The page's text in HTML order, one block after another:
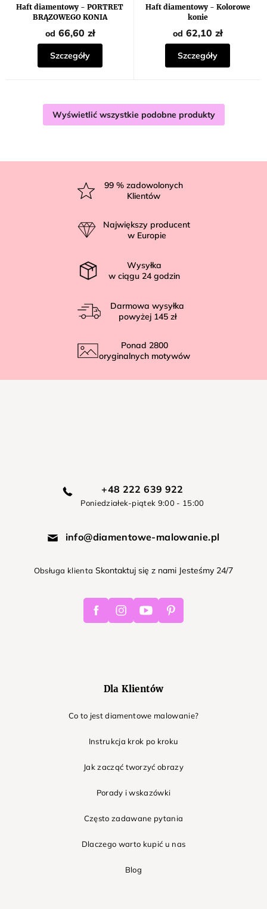
Haft diamentowy - PORTRET
BRĄZOWEGO KONIA
od 66,60 zł
Szczegóły
Haft diamentowy - Kolorowe
konie
od 62,10 zł
Szczegóły
Wyświetlić wszystkie podobne produkty
99 % zadowolonych
Klientów
Największy producent
w Europie
Wysyłka
w ciągu 24 godzin
Darmowa wysyłka
powyżej 145 zł
Ponad 2800
oryginalnych motywów
+48 222 639 922
Poniedziałek-piątek 9:00 - 15:00
info@diamentowe-malowanie.pl
Obsługa klienta Skontaktuj się z nami Jesteśmy 24/7
FacebookInstagramYoutube Pinterest
Dla Klientów
Co to jest diamentowe malowanie?
Instrukcja krok po kroku
Jak zacząć tworzyć obrazy
Porady i wskazówki
Często zadawane pytania
Dlaczego warto kupić u nas
Blog